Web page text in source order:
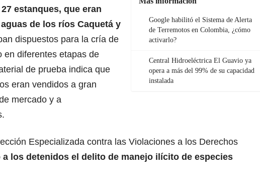
Google habilitó el Sistema de Alerta
de Terremotos en Colombia, ¿cómo
activarlo?
Central Hidroeléctrica El Guavio ya
opera a más del 99% de su capacidad
instalada
estanques, que eran
de los ríos Caquetá y
dispuestos para la cría de
en diferentes etapas de
de prueba indica que
eran vendidos a gran
mercado y a
Especializada contra las Violaciones a los Derechos
a los detenidos el delito de manejo ilícito de especies